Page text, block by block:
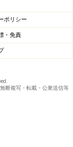
のガレットレ
OK！ レシピ・作
ポリシー
・免責
断複写・転載・公衆送信等